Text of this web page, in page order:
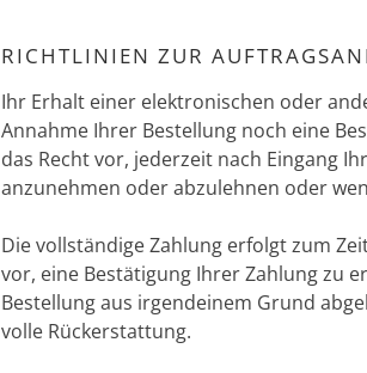
RICHTLINIEN ZUR
Ihr Erhalt einer elektronischen oder
Annahme Ihrer Bestellung noch eine
das Recht vor, jederzeit nach Eingang
anzunehmen oder abzulehnen oder
Die vollständige Zahlung erfolgt zum
vor, eine Bestätigung Ihrer Zahlung zu
Bestellung aus irgendeinem Grund
volle Rückerstattung.